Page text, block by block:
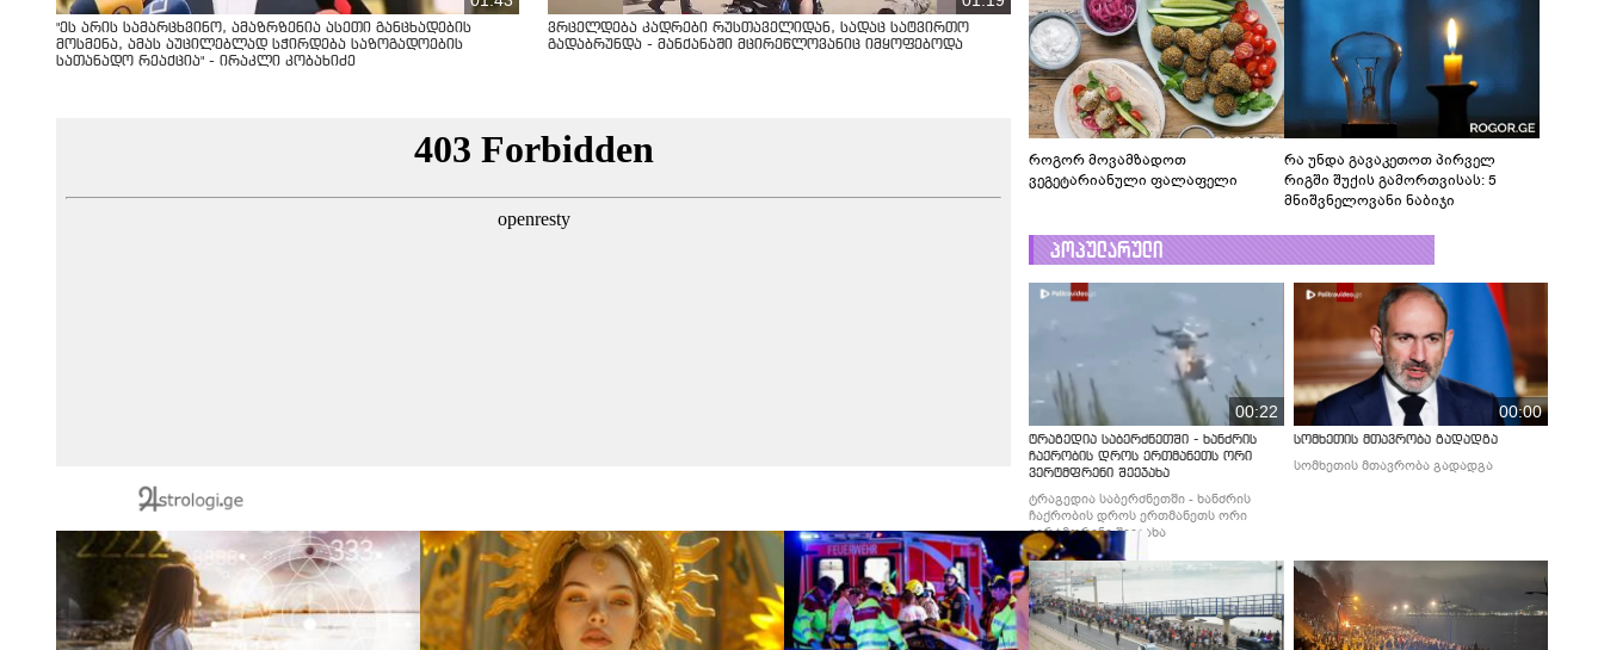
"ეს არის სამარცხვინო, ამაზრზენია ასეთი განცხადების
მოსმენა, ამას აუცილებლად სჭირდება საზოგადოების
სათანადო რეაქცია" - ირაკლი კობახიძე
ვრცელდება კადრები რუსთაველიდან, სადაც სატვირთო
გადაბრუნდა - მანქანაში მცირეწლოვანიც იმყოფებოდა
როგორ მოვამზადოთ
ვეგეტარიანული ფალაფელი
რა უნდა გავაკეთოთ პირველ
რიგში შუქის გამორთვისას: 5
მნიშვნელოვანი ნაბიჯი
პოპულარული
00:22
ტრაგედია საბერძნეთში - ხანძრის
ჩაქრობის დროს ერთმანეთს ორი
ვერტმფრენი შეეჯახა
ტრაგედია საბერძნეთში - ხანძრის
ჩაქრობის დროს ერთმანეთს ორი
ვერტმფრენი შეეჯახა
00:00
სომხეთის მთავრობა გადადგა
სომხეთის მთავრობა გადადგა